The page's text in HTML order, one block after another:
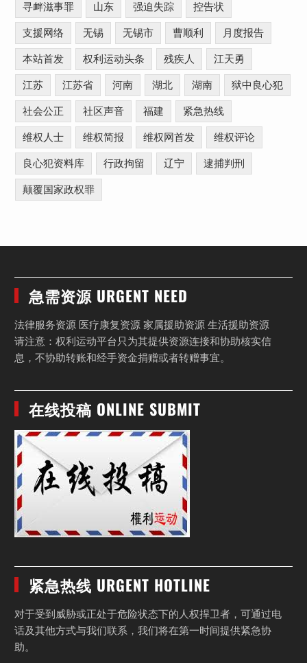
寻衅滋事罪 山东 强迫失踪 控告状
支援网络 无锡 无锡市 曹顺利 月度报告
本站首发 权利运动头条 残疾人 江天勇
江苏 江苏省 河南 湖北 湖南 狱中良心犯
社会公正 社区声音 福建 紧急热线
维权人士 维权简报 维权网首发 维权评论
良心犯资料库 行政拘留 辽宁 逮捕判刑
颠覆国家政权罪
急需资源 URGENT NEED
法律服务资源 医疗康复资源 家属援助资源 生活援助资源
请注意：权利运动平台只为其提供资源连接和协助核实信
息，不协助转账和经手资金捐赠或者转赠事宜。
在线投稿 ONLINE SUBMIT
紧急热线 URGENT HOTLINE
对于受到威胁或正处于危险状态下的人权捍卫者，可通过电
话及其他方式与我们联系，我们将在第一时间提供紧急协
助。